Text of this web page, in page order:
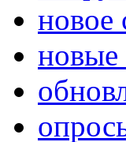
новое
новые